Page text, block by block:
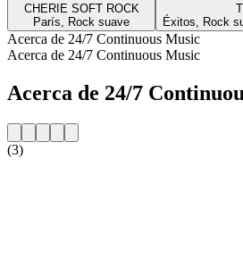
CHERIE SOFT ROCK
París, Rock suave
Éxitos, Rock
Acerca de 24/7 Continuous Music
Acerca de 24/7 Continuous Music
Acerca de 24/7
(3)